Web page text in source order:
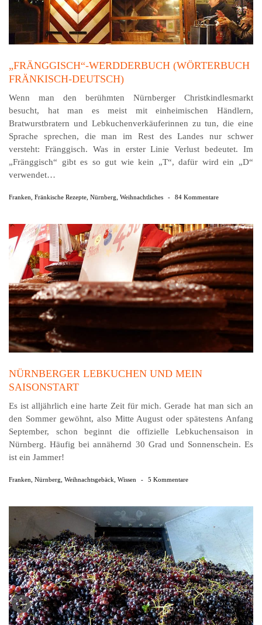
„FRÄNGGISCH“-WERDDERBUCH (WÖRTERBUCH
FRÄNKISCH-DEUTSCH)
Wenn man den berühmten Nürnberger Christ­kind­les­markt
besucht, hat man es meist mit einheimischen Händlern,
Bratwurstbratern und Leb­kuchen­ver­käufer­innen zu tun, die eine
Sprache sprechen, die man im Rest des Landes nur schwer
versteht: Fränggisch. Was in erster Linie Verlust bedeutet. Im
„Fränggisch“ gibt es so gut wie kein „T“, dafür wird ein „D“
verwendet…
Franken Fränkische Rezepte Nürnberg Weihnachtliches - 84 Kommentare
NÜRNBERGER LEBKUCHEN UND MEIN
SAISONSTART
Es ist alljährlich eine harte Zeit für mich. Gerade hat man sich an
den Sommer gewöhnt, also Mitte August oder spätestens Anfang
September, schon beginnt die offizielle Lebkuchensaison in
Nürnberg. Häufig bei annähernd 30 Grad und Sonnenschein. Es
ist ein Jammer!
Franken Nürnberg Weihnachtsgebäck Wissen - 5 Kommentare